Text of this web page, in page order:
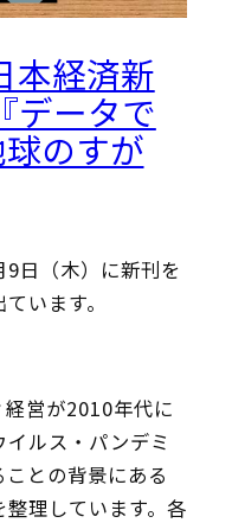
本経済新
データで
のすが
日（木）に新刊を
います。
経営が2010年代に
ルス・パンデミ
との背景にある
理しています。各